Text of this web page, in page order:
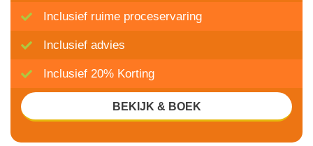
Inclusief ruime proceservaring
Inclusief advies
Inclusief 20% Korting
BEKIJK & BOEK